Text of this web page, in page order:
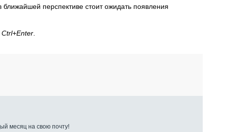
перспективе стоит ожидать появления
Ctrl+Enter
месяц на свою почту!